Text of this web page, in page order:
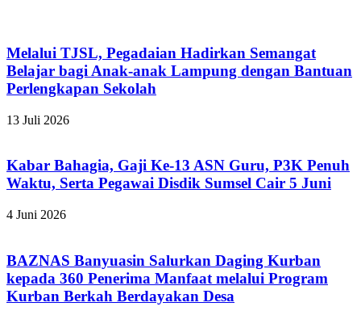
Melalui TJSL, Pegadaian Hadirkan Semangat
Belajar bagi Anak-anak Lampung dengan Bantuan
Perlengkapan Sekolah
13 Juli 2026
Kabar Bahagia, Gaji Ke-13 ASN Guru, P3K Penuh
Waktu, Serta Pegawai Disdik Sumsel Cair 5 Juni
4 Juni 2026
BAZNAS Banyuasin Salurkan Daging Kurban
kepada 360 Penerima Manfaat melalui Program
Kurban Berkah Berdayakan Desa